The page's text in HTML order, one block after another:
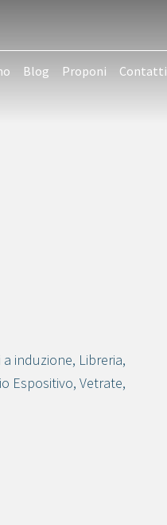
Blog Proponi Contatti
induzione, Libreria,
Espositivo, Vetrate,